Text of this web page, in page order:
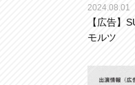
2024.08.01
【広告】
モルツ